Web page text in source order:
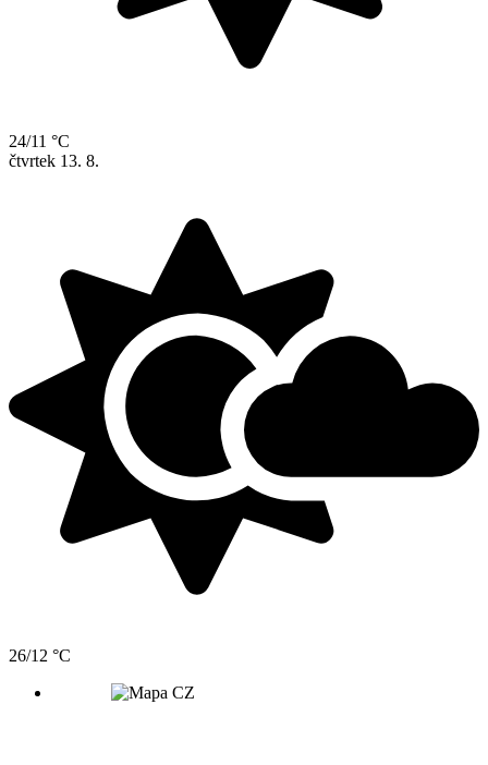
24/11 °C
čtvrtek 13. 8.
26/12 °C